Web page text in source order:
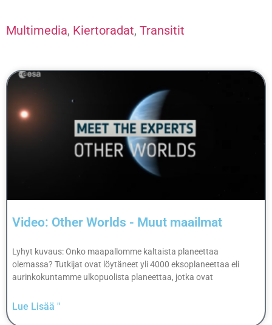
Multimedia, Kiertoradat, Transitit
Video: Other Worlds - Muut maailmat
Lyhyt kuvaus: Onko maapallomme kaltaista planeettaa
olemassa? Tutkijat ovat löytäneet yli 4000 eksoplaneettaa eli
aurinkokuntamme ulkopuolista planeettaa, jotka ovat
Lue Lisää "